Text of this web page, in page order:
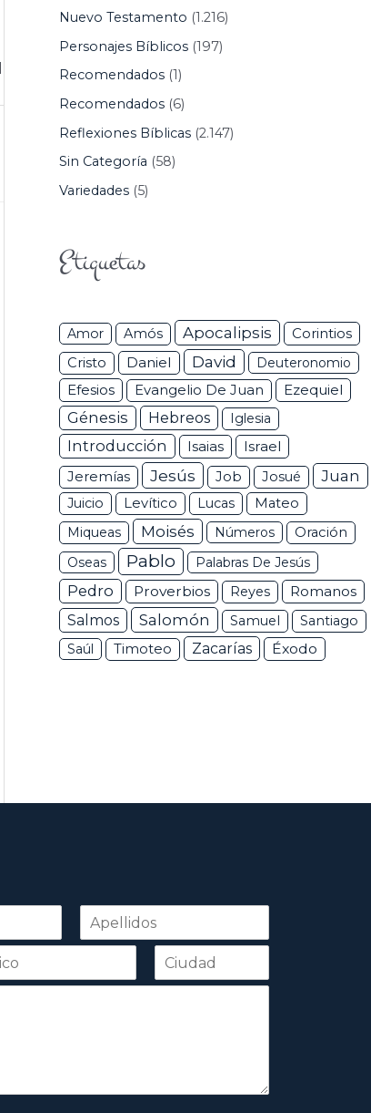
Nuevo Testamento (1.216)
Personajes Bíblicos(197)
Recomendados(1)
Recomendados(6)
Reflexiones Bíblicas(2.147)
Sin Categoría (58)
Variedades(5)
Etiquetas
Amor Amós Apocalipsis Corintios
Cristo Daniel David Deuteronomio
Efesios Evangelio De Juan Ezequiel
Génesis Hebreos Iglesia
Introducción Isaias Israel
Jeremías Jesús Job Josué Juan
Juicio Levítico Lucas
Mateo
Miqueas
Moisés Números
Oración
Oseas
Pablo Palabras De Jesús
Pedro Proverbios Reyes
Romanos
Salmos
Salomón Samuel
Santiago
Saúl
Timoteo Zacarías Éxodo
Apellidos